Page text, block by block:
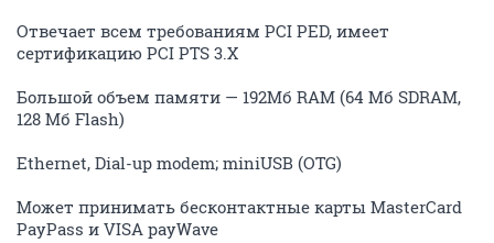
Отвечает всем требованиям PCI PED, имеет
сертификацию PCI PTS 3.X
Большой объем памяти — 192Mб RAM (64 Мб SDRAM,
128 Мб Flash)
Ethernet, Dial-up modem; miniUSB (OTG)
Может принимать бесконтактные карты MasterCard
PayPass и VISA payWave